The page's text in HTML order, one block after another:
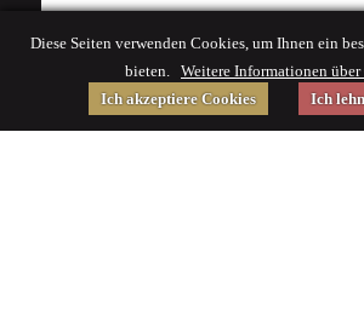
Diese Seiten verwenden Cookies, um Ihnen ein
bieten. Weitere Informationen
Ich akzeptiere Cookies
Ich